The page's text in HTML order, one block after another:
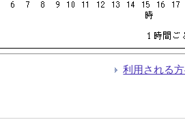
利用される